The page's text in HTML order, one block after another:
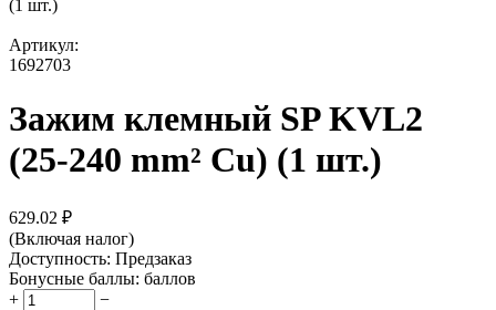
(1 шт.)
Артикул:
1692703
Зажим клемный SP KVL2
(25-240 mm² Cu) (1 шт.)
629.02 ₽
(Включая налог)
Доступность: Предзаказ
Бонусные баллы: баллов
+
−